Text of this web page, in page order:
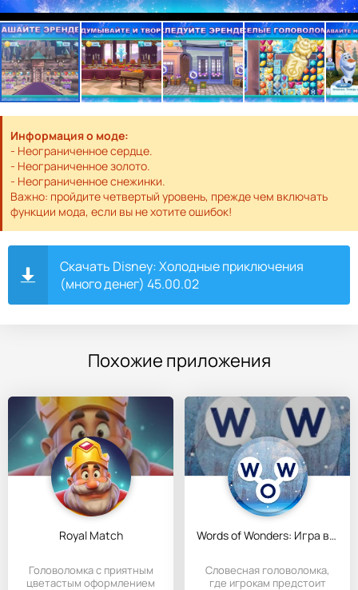
Информация о моде:
- Неограниченное сердце.
- Неограниченное золото.
- Неограниченное снежинки.
Важно: пройдите четвертый уровень, прежде чем включать
функции мода, если вы не хотите ошибок!
Скачать Disney: Холодные приключения
(много денег) 45.00.02
Похожие приложения
Royal Match
Головоломка с приятным
цветастым оформлением
Words of Wonders: Игра в слова
Словесная головоломка,
где игрокам предстоит